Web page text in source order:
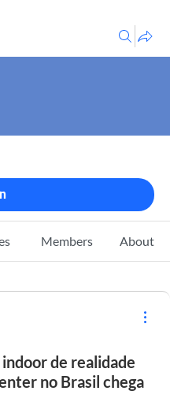
Members About
de realidade
no Brasil chega